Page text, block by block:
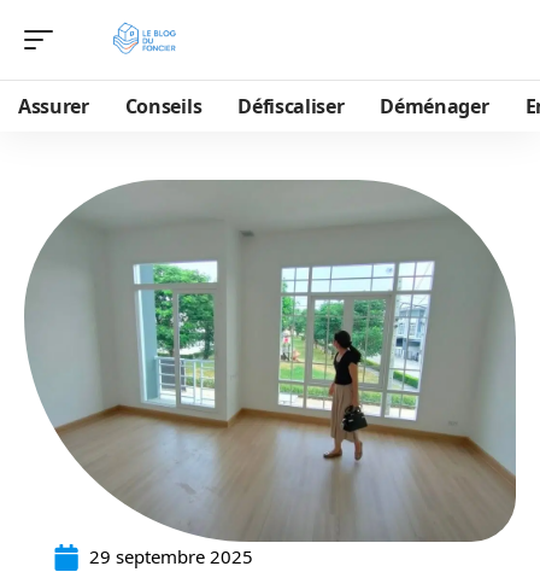
Assurer Conseils Défiscaliser Déménager
29 septembre 2025